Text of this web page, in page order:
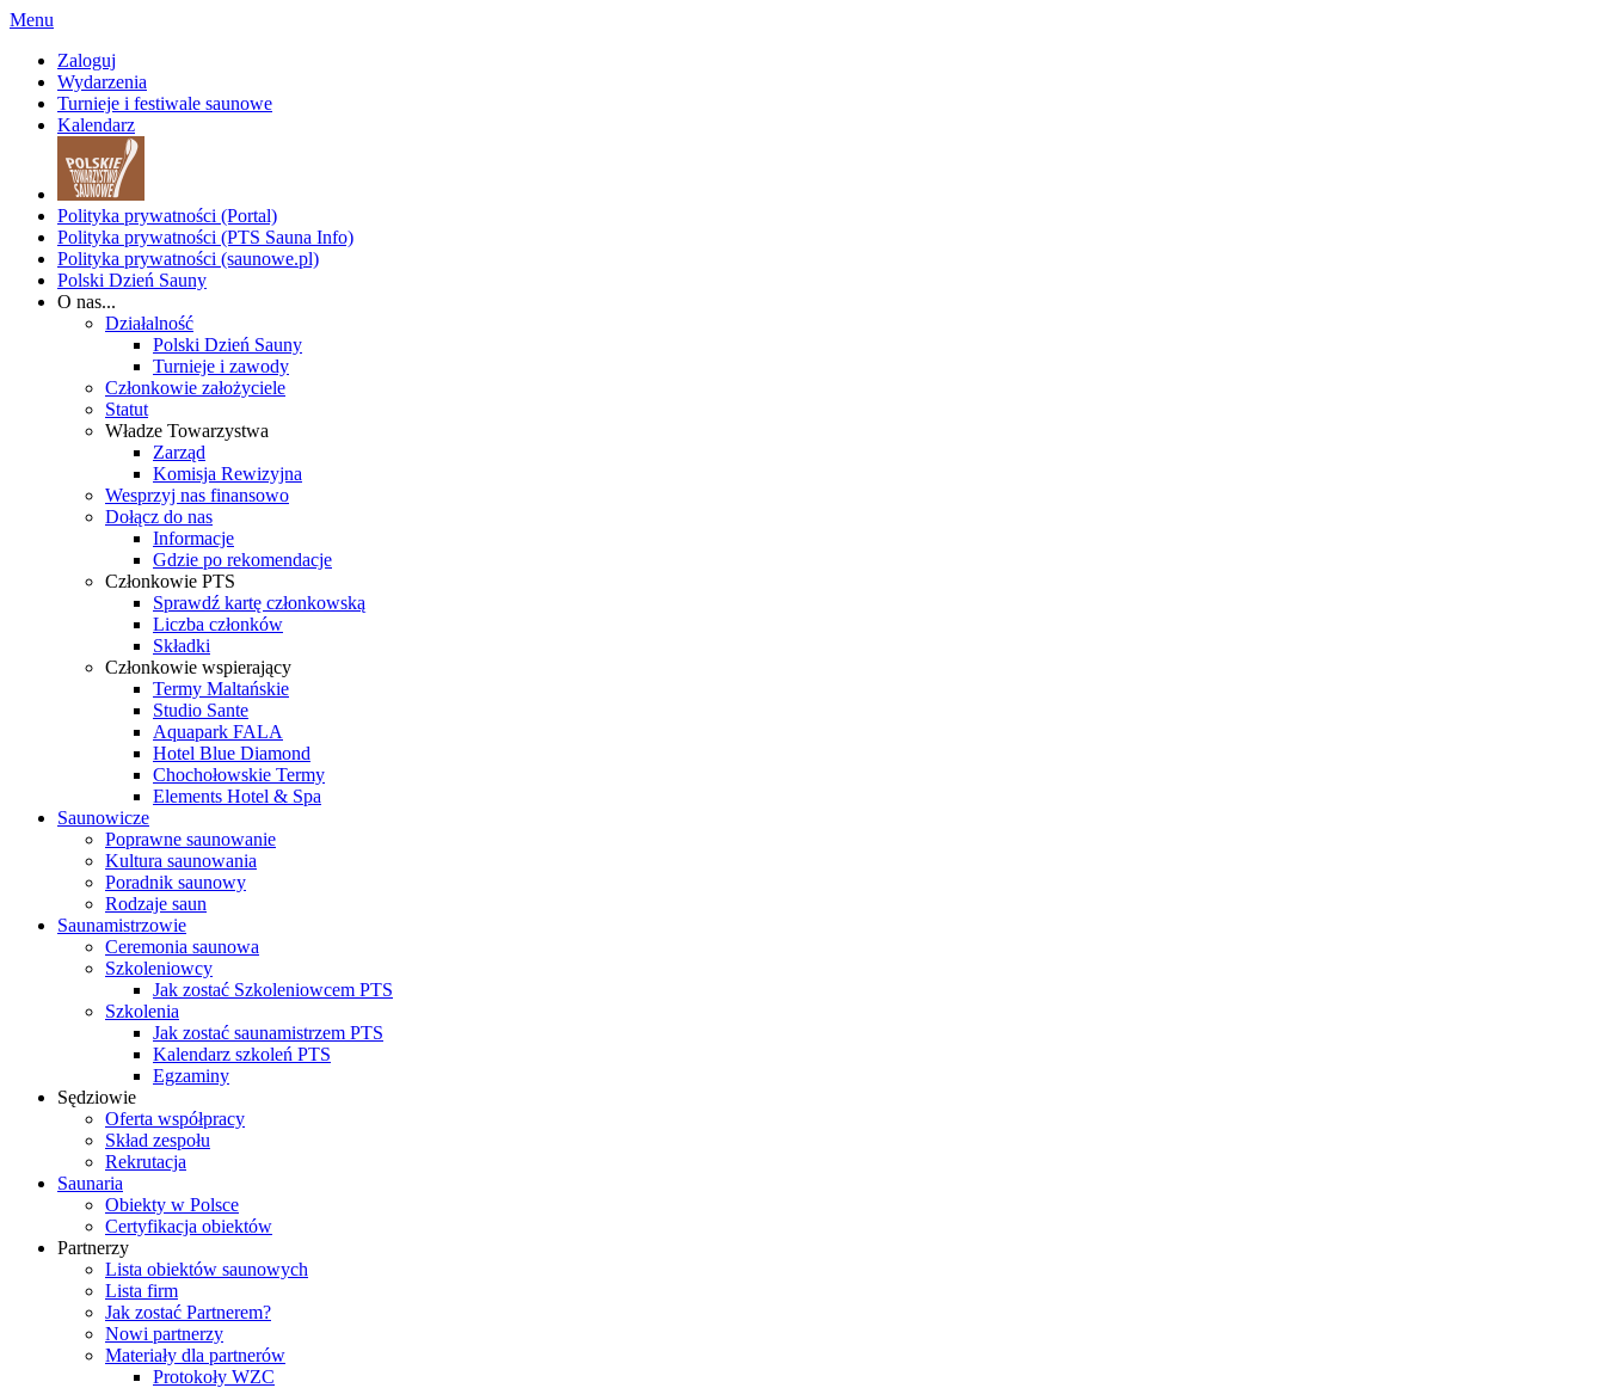
Menu
Zaloguj
Wydarzenia
Turnieje i festiwale saunowe
Kalendarz
Polityka prywatności (Portal)
Polityka prywatności (PTS Sauna Info)
Polityka prywatności (saunowe.pl)
Polski Dzień Sauny
O nas...
Działalność
Polski Dzień Sauny
Turnieje i zawody
Członkowie założyciele
Statut
Władze Towarzystwa
Zarząd
Komisja Rewizyjna
Wesprzyj nas finansowo
Dołącz do nas
Informacje
Gdzie po rekomendacje
Członkowie PTS
Sprawdź kartę członkowską
Liczba członków
Składki
Członkowie wspierający
Termy Maltańskie
Studio Sante
Aquapark FALA
Hotel Blue Diamond
Chochołowskie Termy
Elements Hotel & Spa
Saunowicze
Poprawne saunowanie
Kultura saunowania
Poradnik saunowy
Rodzaje saun
Saunamistrzowie
Ceremonia saunowa
Szkoleniowcy
Jak zostać Szkoleniowcem PTS
Szkolenia
Jak zostać saunamistrzem PTS
Kalendarz szkoleń PTS
Egzaminy
Sędziowie
Oferta współpracy
Skład zespołu
Rekrutacja
Saunaria
Obiekty w Polsce
Certyfikacja obiektów
Partnerzy
Lista obiektów saunowych
Lista firm
Jak zostać Partnerem?
Nowi partnerzy
Materiały dla partnerów
Protokoły WZC